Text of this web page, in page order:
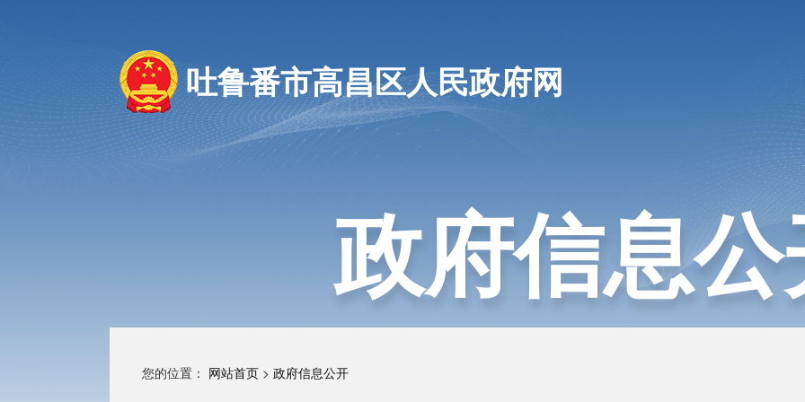
吐鲁番市高昌区人民政府网
政府信息
您的位置： 网站首页 > 政府信息公开